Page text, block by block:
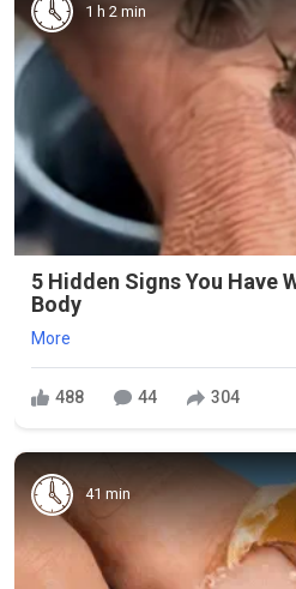
1 h 2 min
5 Hidden Signs You Have
Body
More
488 44 304
41 min